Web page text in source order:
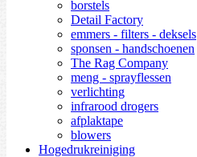
borstels
Detail Factory
emmers - filters - deksels
sponsen - handschoenen
The Rag Company
meng - sprayflessen
verlichting
infrarood drogers
afplaktape
blowers
Hogedrukreiniging